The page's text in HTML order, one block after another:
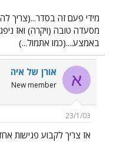
מידי פעם זה בסדר...(צריך
מסעדה טובה (ויקרה) ואז
באמצע....(כמו אתמול...)
א אורן של איה
New member
23/1/03
אז צריך לקבוע פגישות